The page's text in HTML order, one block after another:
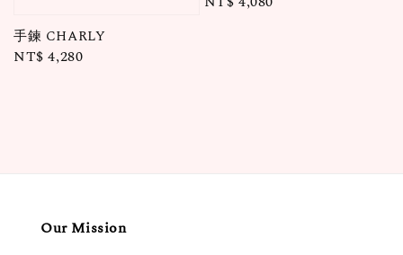
手鍊 CHARLY
Regular
NT$ 4,280
Our Mission